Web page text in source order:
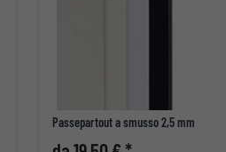
Passepartout a smusso 2,5 mm